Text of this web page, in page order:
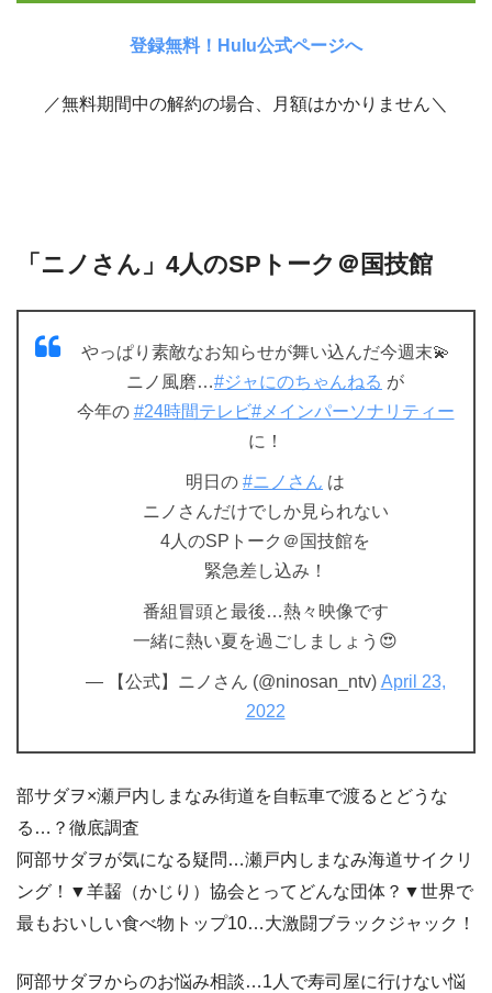
登録無料！Hulu公式ページへ
／無料期間中の解約の場合、月額はかかりません＼
「ニノさん」4人のSPトーク＠国技館
やっぱり素敵なお知らせが舞い込んだ今週末💫
ニノ風磨…#ジャにのちゃんねる が
今年の #24時間テレビ#メインパーソナリティー
に！
明日の #ニノさん は
ニノさんだけでしか見られない
4人のSPトーク＠国技館を
緊急差し込み！
番組冒頭と最後…熱々映像です
一緒に熱い夏を過ごしましょう😍
— 【公式】ニノさん (@ninosan_ntv) April 23,
2022
部サダヲ×瀬戸内しまなみ街道を自転車で渡るとどうな
る…？徹底調査
阿部サダヲが気になる疑問…瀬戸内しまなみ海道サイクリ
ング！▼羊齧（かじり）協会とってどんな団体？▼世界で
最もおいしい食べ物トップ10…大激闘ブラックジャック！
阿部サダヲからのお悩み相談…1人で寿司屋に行けない悩